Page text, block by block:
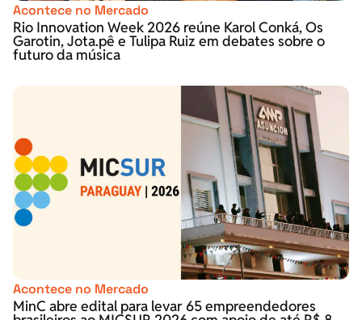
Acontece no Mercado
Rio Innovation Week 2026 reúne Karol Conká, Os
Garotin, Jota.pê e Tulipa Ruiz em debates sobre o
futuro da música
Acontece no Mercado
MinC abre edital para levar 65 empreendedores